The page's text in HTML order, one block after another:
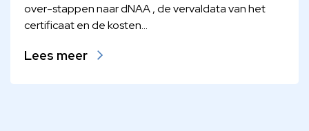
over-stappen naar dNAA , de vervaldata van het
certificaat en de kosten...
Lees meer